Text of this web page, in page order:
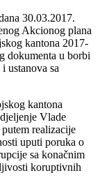
30.03.2017.
Akcionog plana
kantona 2017-
dokumenta u borbi
ustanova sa
kantona
Vlade
realizacije
uputi poruka o
sa konačnim
koruptivnih